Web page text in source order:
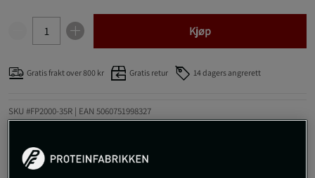
Kjøp
Gratis frakt over 800 kr Gratis retur 14 dagers angrerett
SKU #FP2000-35R | EAN 5060751998327
med 16 g myseproteinisolat per 350 ml flaske. Tilgjengelig i to friske
varianter.